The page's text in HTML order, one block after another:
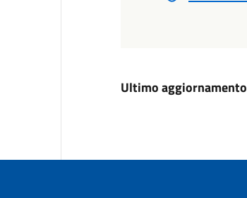
Ultimo aggiornamento